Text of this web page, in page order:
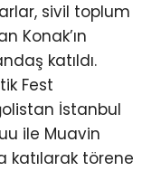
sivil toplum
Konak’ın
katıldı.
Fest
İstanbul
ile Muavin
katılarak törene